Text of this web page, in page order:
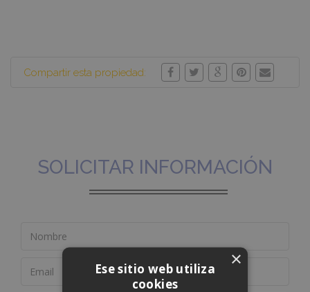
Compartir esta propiedad:
SOLICITAR INFORMACIÓN
×
Ese sitio web utiliza
cookies